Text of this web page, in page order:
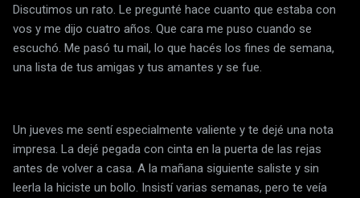
Discutimos un rato. Le pregunté hace cuanto que estaba con
vos y me dijo cuatro años. Que cara me puso cuando se
escuchó. Me pasó tu mail, lo que hacés los fines de semana,
una lista de tus amigas y tus amantes y se fue.
Un jueves me sentí especialmente valiente y te dejé una nota
impresa. La dejé pegada con cinta en la puerta de las rejas
antes de volver a casa. A la mañana siguiente saliste y sin
leerla la hiciste un bollo. Insistí varias semanas, pero te veía